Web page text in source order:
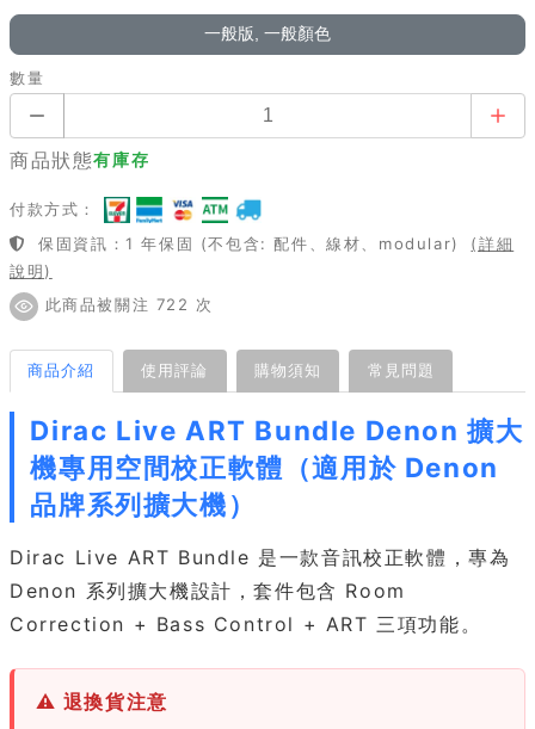
一般版, 一般顏色
數量
商品狀態有庫存
付款方式：
保固資訊：1 年保固 (不包含: 配件、線材、modular)
(詳細
說明)
此商品被關注 722 次
商品介紹 使用評論 購物須知 常見問題
Dirac Live ART Bundle Denon 擴大
機專用空間校正軟體（適用於 Denon
品牌系列擴大機）
Dirac Live ART Bundle 是一款音訊校正軟體，專為
Denon 系列擴大機設計，套件包含 Room
Correction + Bass Control + ART 三項功能。
⚠ 退換貨注意